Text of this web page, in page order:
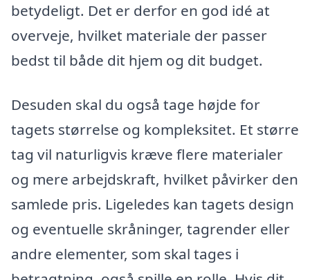
betydeligt. Det er derfor en god idé at
overveje, hvilket materiale der passer
bedst til både dit hjem og dit budget.
Desuden skal du også tage højde for
tagets størrelse og kompleksitet. Et større
tag vil naturligvis kræve flere materialer
og mere arbejdskraft, hvilket påvirker den
samlede pris. Ligeledes kan tagets design
og eventuelle skråninger, tagrender eller
andre elementer, som skal tages i